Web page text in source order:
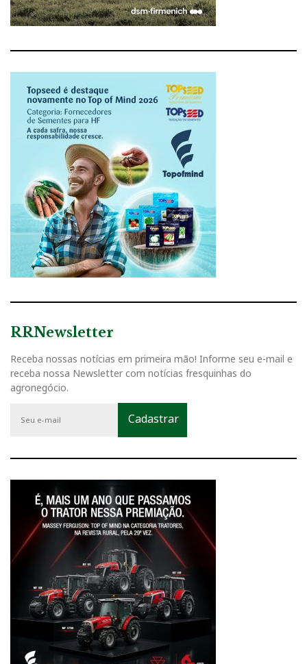
RRNewsletter
Receba nossas notícias em primeira mão! Informe seu e-mail e
receba nossa Newsletter com notícias fresquinhas do
agronegócio.